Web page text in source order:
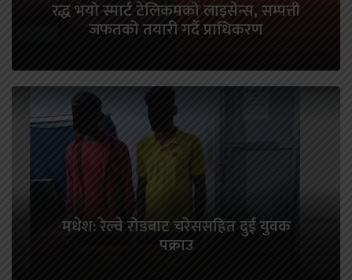
रद्ध भयो स्मार्ट टेलिकमको लाइसेन्स, सम्पत्ती
जफतको तयारी गर्दै प्राधिकरण
मधेश: रेल्वे रोडबाट चरेससहित दुई युवक
पक्राउ